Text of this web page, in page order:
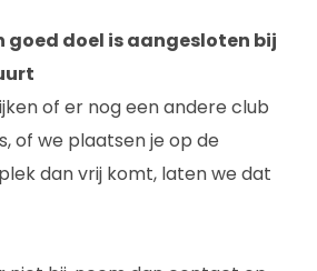
goed doel is aangesloten bij
of er nog een andere club
of we plaatsen je op de
dan vrij komt, laten we dat